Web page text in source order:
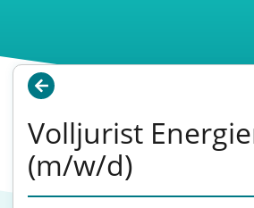
Volljurist
(m/w/d)